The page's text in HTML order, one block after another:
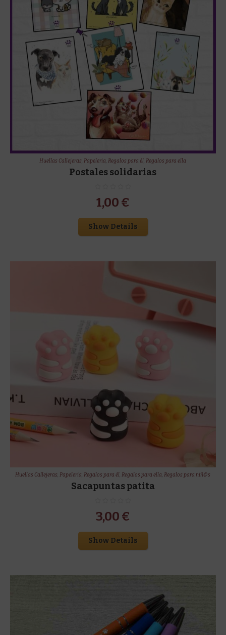
Huellas Callejeras,Papeleria,Regalos para él,Regalos para ella
Postales solidarias
1,00 €
Show Details
Huellas Callejeras,Papeleria,Regalos para él,Regalos para ella,Regalos para niñ@s
Sacapuntas patita
3,00 €
Show Details